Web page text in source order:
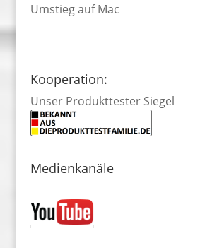
Umstieg auf Mac
Kooperation:
Unser Produkttester Siegel
Medienkanäle